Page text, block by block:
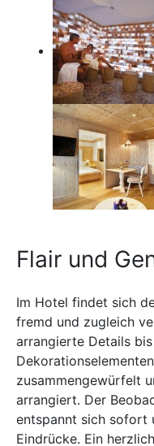
Flair und
Im Hotel findet sich
fremd und zugleich
arrangierte Details
zusammengewürfelt
arrangiert. Der
entspannt sich sofort
Eindrücke. Ein